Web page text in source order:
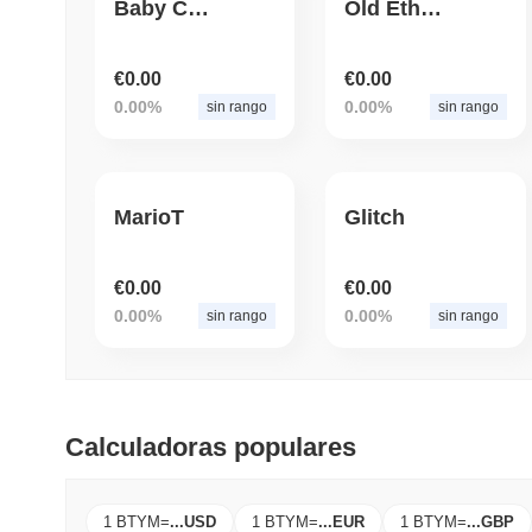
Baby Chicken Inu
€0.00
0.00% sin rango
Old Ethereum Token
€0.00
0.00% sin rango
MarioT
€0.00
0.00% sin rango
Glitch
€0.00
0.00% sin rango
Calculadoras populares
1 BTYM=...USD 1 BTYM=...EUR 1 BTYM=...GBP